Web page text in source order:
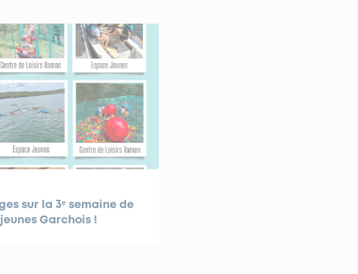
sur la 3ᵉ semaine de
Garchois !